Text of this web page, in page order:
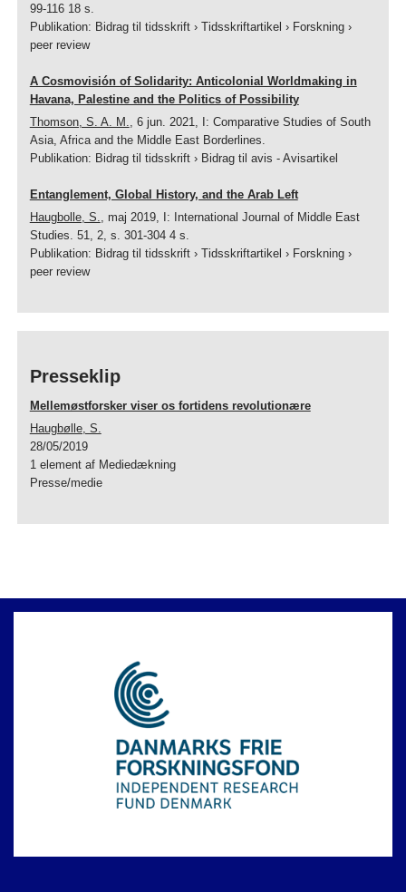
99-116 18 s.
Publikation: Bidrag til tidsskrift› Tidsskriftartikel › Forskning›
peer review
A Cosmovisión of Solidarity: Anticolonial Worldmaking in
Havana, Palestine and the Politics of Possibility
Thomson, S. A. M., 6 jun. 2021, I: Comparative Studies of South
Asia, Africa and the Middle East Borderlines.
Publikation: Bidrag til tidsskrift› Bidrag til avis - Avisartikel
Entanglement, Global History, and the Arab Left
Haugbolle, S., maj 2019, I:
International Journal of Middle East
Studies. 51, 2, s. 301-304 4 s.
Publikation: Bidrag til tidsskrift› Tidsskriftartikel › Forskning›
peer review
Presseklip
Mellemøstforsker viser os fortidens revolutionære
Haugbølle, S.
28/05/2019
1 element af Mediedækning
Presse/medie